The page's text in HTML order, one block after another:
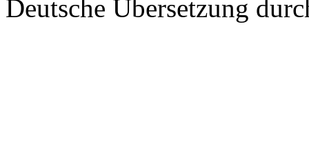
Deutsche Übersetzung